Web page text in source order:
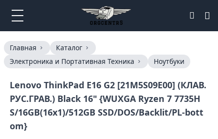
Главная
Каталог
Электроника и Портативная Техника
Ноутбуки
Lenovo ThinkPad E16 G2 [21M5S09E00] (КЛАВ.
РУС.ГРАВ.) Black 16" {WUXGA Ryzen 7 7735H
S/16GB(16x1)/512GB SSD/DOS/Backlit/PL-bott
om}